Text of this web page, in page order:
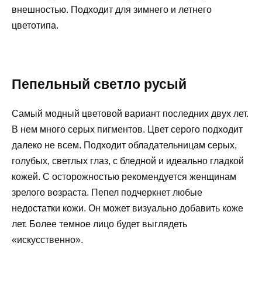
внешностью. Подходит для зимнего и летнего
цветотипа.
Пепельный светло русый
Самый модный цветовой вариант последних двух лет.
В нем много серых пигментов. Цвет серого подходит
далеко не всем. Подходит обладательницам серых,
голубых, светлых глаз, с бледной и идеально гладкой
кожей. С осторожностью рекомендуется женщинам
зрелого возраста. Пепел подчеркнет любые
недостатки кожи. Он может визуально добавить коже
лет. Более темное лицо будет выглядеть
«искусственно».